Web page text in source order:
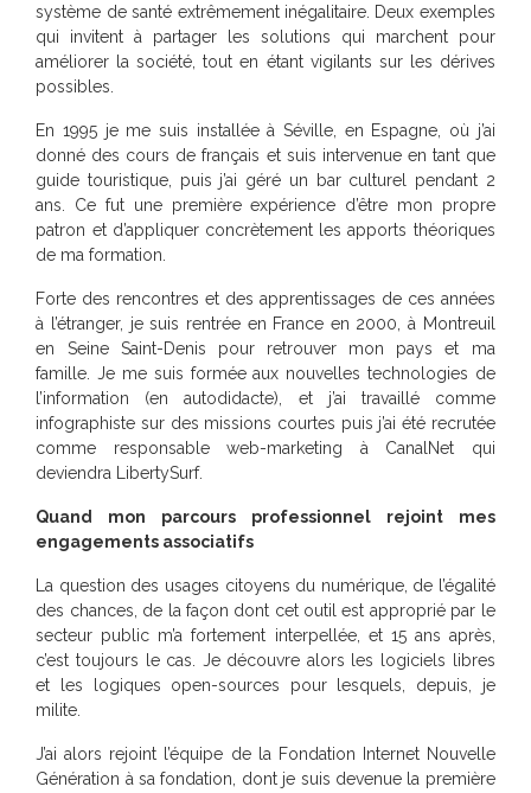
système de santé extrêmement inégalitaire. Deux exemples
qui invitent à partager les solutions qui marchent pour
améliorer la société, tout en étant vigilants sur les dérives
possibles.
En 1995 je me suis installée à Séville, en Espagne, où j’ai
donné des cours de français et suis intervenue en tant que
guide touristique, puis j’ai géré un bar culturel pendant 2
ans. Ce fut une première expérience d’être mon propre
patron et d’appliquer concrètement les apports théoriques
de ma formation.
Forte des rencontres et des apprentissages de ces années
à l’étranger, je suis rentrée en France en 2000, à Montreuil
en Seine Saint-Denis pour retrouver mon pays et ma
famille. Je me suis formée aux nouvelles technologies de
l’information (en autodidacte), et j’ai travaillé comme
infographiste sur des missions courtes puis j’ai été recrutée
comme responsable web-marketing à CanalNet qui
deviendra LibertySurf.
Quand mon parcours professionnel rejoint mes
engagements associatifs
La question des usages citoyens du numérique, de l’égalité
des chances, de la façon dont cet outil est approprié par le
secteur public m’a fortement interpellée, et 15 ans après,
c’est toujours le cas. Je découvre alors les logiciels libres
et les logiques open-sources pour lesquels, depuis, je
milite.
J’ai alors rejoint l’équipe de la Fondation Internet Nouvelle
Génération à sa fondation, dont je suis devenue la première